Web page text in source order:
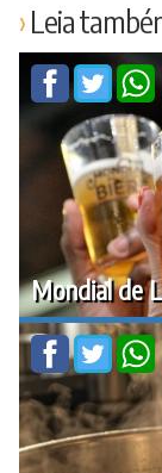
Leia
Mondial de